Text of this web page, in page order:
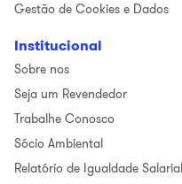
Gestão de Cookies e Dados
Institucional
Sobre nos
Seja um Revendedor
Trabalhe Conosco
Sócio Ambiental
Relatório de Igualdade Salarial